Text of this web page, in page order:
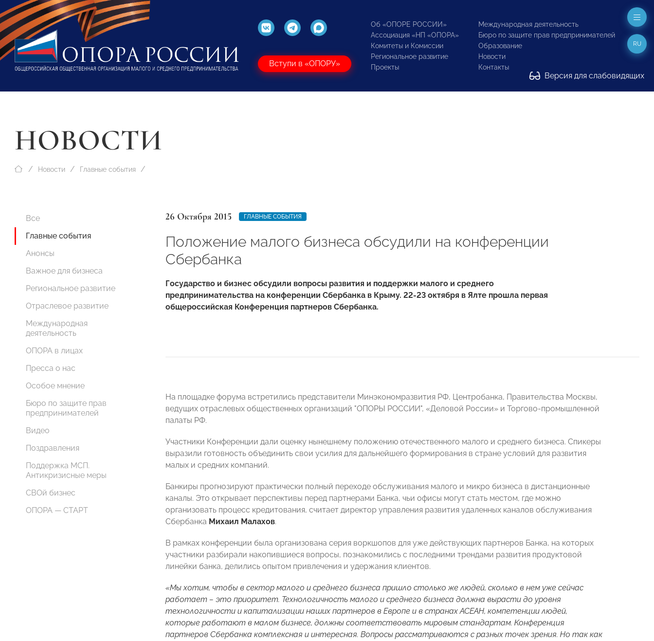
Вступи в «ОПОРУ»
Об «ОПОРЕ РОССИИ»
Ассоциация «НП «ОПОРА»
Комитеты и Комиссии
Региональное развитие
Проекты
Международная деятельность
Бюро по защите прав предпринимателей
Образование
Новости
Контакты
Версия для слабовидящих
RU
НОВОСТИ
Новости Главные события
Все
Главные события
Анонсы
Важное для бизнеса
Региональное развитие
Отраслевое развитие
Международная
деятельность
ОПОРА в лицах
Пресса о нас
Особое мнение
Бюро по защите прав
предпринимателей
Видео
Поздравления
Поддержка МСП.
Антикризисные меры
СВОй бизнес
ОПОРА — СТАРТ
26 Октября 2015 ГЛАВНЫЕ СОБЫТИЯ
Положение малого бизнеса обсудили на конференции
Сбербанка
Государство и бизнес обсудили вопросы развития и поддержки малого и среднего
предпринимательства на конференции Сбербанка в Крыму. 22-23 октября в Ялте прошла первая
общероссийская Конференция партнеров Сбербанка.
На площадке форума встретились представители Минэкономразвития РФ, Центробанка, Правительства Москвы,
ведущих отраслевых общественных организаций "ОПОРЫ РОССИИ", «Деловой России» и Торгово-промышленной
палаты РФ.
Участники Конференции дали оценку нынешнему положению отечественного малого и среднего бизнеса. Спикеры
выразили готовность объединить свои усилия для дальнейшего формирования в стране условий для развития
малых и средних компаний.
Банкиры прогнозируют практически полный переходе обслуживания малого и микро бизнеса в дистанционные
каналы. Это открывает перспективы перед партнерами Банка, чьи офисы могут стать местом, где можно
организовать процесс кредитования, считает директор управления развития удаленных каналов обслуживания
Сбербанка Михаил Малахов.
В рамках конференции была организована серия воркшопов для уже действующих партнеров Банка, на которых
участники разбирали накопившиеся вопросы, познакомились с последними трендами развития продуктовой
линейки банка, делились опытом привлечения и удержания клиентов.
«Мы хотим, чтобы в сектор малого и среднего бизнеса пришло столько же людей, сколько в нем уже сейчас
работает – это приоритет. Технологичность малого и среднего бизнеса должна вырасти до уровня
технологичности и капитализации наших партнеров в Европе и в странах АСЕАН, компетенции людей,
которые работают в малом бизнесе, должны соответствовать мировым стандартам. Конференция
партнеров Сбербанка комплексная и интересная. Вопросы рассматриваются с разных точек зрения. Но так как